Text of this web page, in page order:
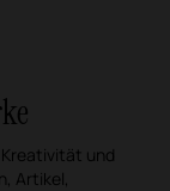
Kreativität und
Artikel,